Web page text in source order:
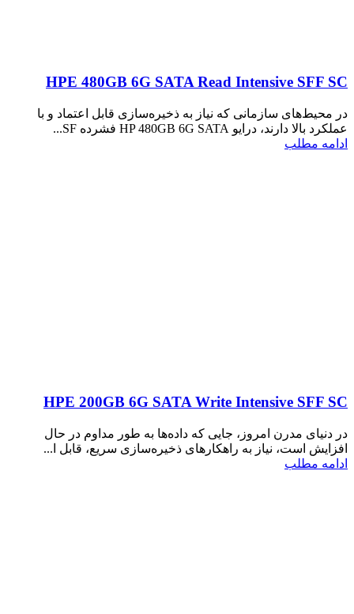
HPE 480GB 6G SATA Read Intensive SFF SC
در محیط‌های سازمانی که نیاز به ذخیره‌سازی قابل اعتماد و با
عملکرد بالا دارند، درایو HP 480GB 6G SATA فشرده SF...
ادامه مطلب
HPE 200GB 6G SATA Write Intensive SFF SC
در دنیای مدرن امروز، جایی که داده‌ها به طور مداوم در حال
افزایش است، نیاز به راهکارهای ذخیره‌سازی سریع، قابل ا...
ادامه مطلب